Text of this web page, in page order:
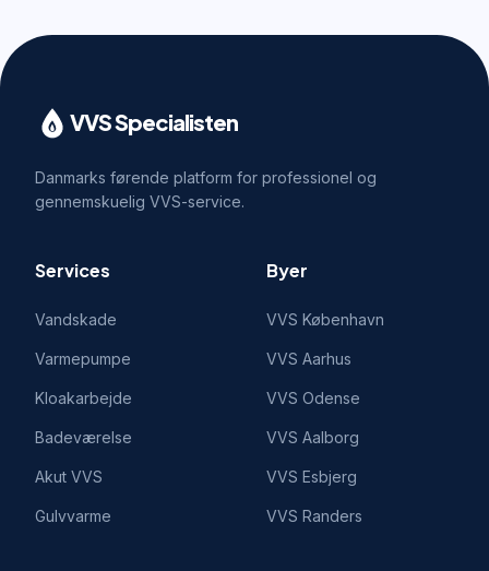
VVS Specialisten
Danmarks førende platform for professionel og
gennemskuelig VVS-service.
Services
Vandskade
Varmepumpe
Kloakarbejde
Badeværelse
Akut VVS
Gulvvarme
Byer
VVS København
VVS Aarhus
VVS Odense
VVS Aalborg
VVS Esbjerg
VVS Randers